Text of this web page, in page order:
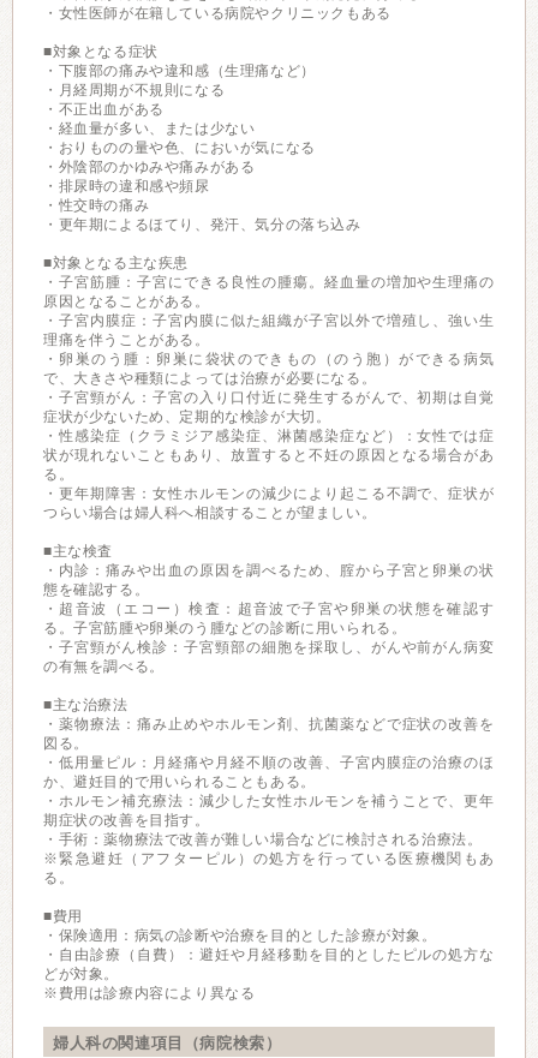
・女性医師が在籍している病院やクリニックもある
■対象となる症状
・下腹部の痛みや違和感（生理痛など）
・月経周期が不規則になる
・不正出血がある
・経血量が多い、または少ない
・おりものの量や色、においが気になる
・外陰部のかゆみや痛みがある
・排尿時の違和感や頻尿
・性交時の痛み
・更年期によるほてり、発汗、気分の落ち込み
■対象となる主な疾患
・子宮筋腫：子宮にできる良性の腫瘍。経血量の増加や生理痛の
原因となることがある。
・子宮内膜症：子宮内膜に似た組織が子宮以外で増殖し、強い生
理痛を伴うことがある。
・卵巣のう腫：卵巣に袋状のできもの（のう胞）ができる病気
で、大きさや種類によっては治療が必要になる。
・子宮頸がん：子宮の入り口付近に発生するがんで、初期は自覚
症状が少ないため、定期的な検診が大切。
・性感染症（クラミジア感染症、淋菌感染症など）：女性では症
状が現れないこともあり、放置すると不妊の原因となる場合があ
る。
・更年期障害：女性ホルモンの減少により起こる不調で、症状が
つらい場合は婦人科へ相談することが望ましい。
■主な検査
・内診：痛みや出血の原因を調べるため、腟から子宮と卵巣の状
態を確認する。
・超音波（エコー）検査：超音波で子宮や卵巣の状態を確認す
る。子宮筋腫や卵巣のう腫などの診断に用いられる。
・子宮頸がん検診：子宮頸部の細胞を採取し、がんや前がん病変
の有無を調べる。
■主な治療法
・薬物療法：痛み止めやホルモン剤、抗菌薬などで症状の改善を
図る。
・低用量ピル：月経痛や月経不順の改善、子宮内膜症の治療のほ
か、避妊目的で用いられることもある。
・ホルモン補充療法：減少した女性ホルモンを補うことで、更年
期症状の改善を目指す。
・手術：薬物療法で改善が難しい場合などに検討される治療法。
※緊急避妊（アフターピル）の処方を行っている医療機関もあ
る。
■費用
・保険適用：病気の診断や治療を目的とした診療が対象。
・自由診療（自費）：避妊や月経移動を目的としたピルの処方な
どが対象。
※費用は診療内容により異なる
婦人科の関連項目（病院検索）